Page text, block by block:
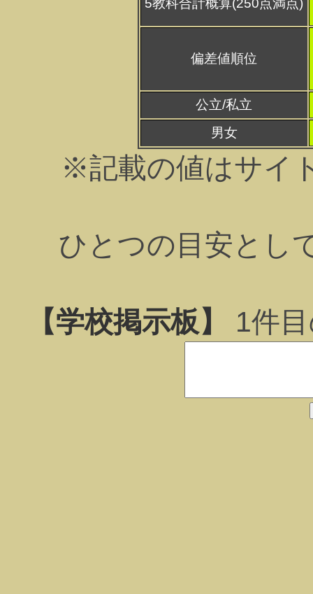
5教科合計概算(250点満点)
偏差値順位
公立/私立
男女
※記載の値はサイ
ひとつの目安とし
【学校掲示板】 1件